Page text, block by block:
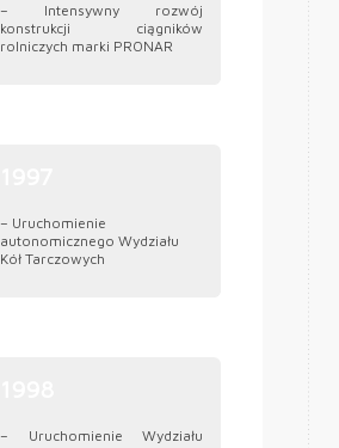
– Intensywny rozwój
konstrukcji ciągników
rolniczych marki PRONAR
– Uruchomienie
autonomicznego Wydziału
Kół Tarczowych
– Uruchomienie Wydziału